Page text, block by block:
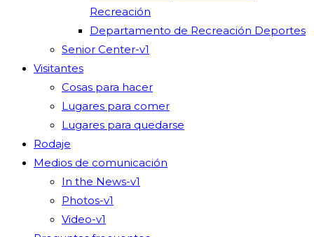
Recreación
Departamento de Recreación Deportes
Senior Center-v1
Visitantes
Cosas para hacer
Lugares para comer
Lugares para quedarse
Rodaje
Medios de comunicación
In the News-v1
Photos-v1
Video-v1